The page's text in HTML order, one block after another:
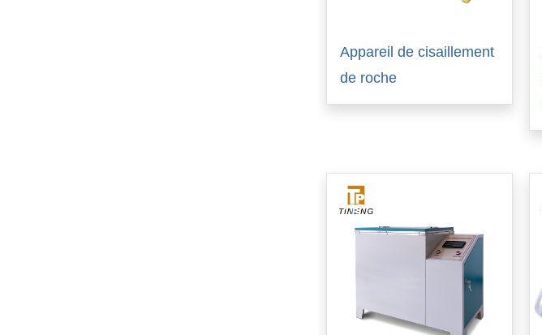
Appareil de cisaillement
de roche